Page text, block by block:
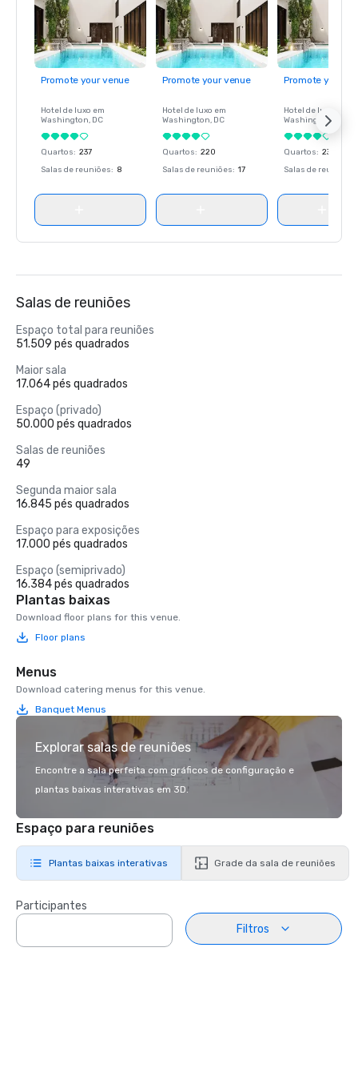
Promote your venue
Hotel de luxo em
Washington, DC
Quartos: 237
Salas de reuniões: 8
Promote your venue
Hotel de luxo em
Washington, DC
Quartos: 220
Salas de reuniões: 17
Promote your
Hotel de luxo em
Washington
Quartos: 237
Salas de reuniões
Salas de reuniões
Espaço total para reuniões
51.509 pés quadrados
Maior sala
17.064 pés quadrados
Espaço (privado)
50.000 pés quadrados
Salas de reuniões
49
Segunda maior sala
16.845 pés quadrados
Espaço para exposições
17.000 pés quadrados
Espaço (semiprivado)
16.384 pés quadrados
Plantas baixas
Download floor plans for this venue.
Floor plans
Menus
Download catering menus for this venue.
Banquet Menus
Explorar salas de reuniões
Encontre a sala perfeita com gráficos de configuração e
plantas baixas interativas em 3D.
Espaço para reuniões
Plantas baixas interativas Grade da sala de reuniões
Participantes
Filtros